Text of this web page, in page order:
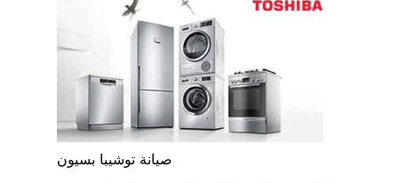
صيانة توشيبا بسيون